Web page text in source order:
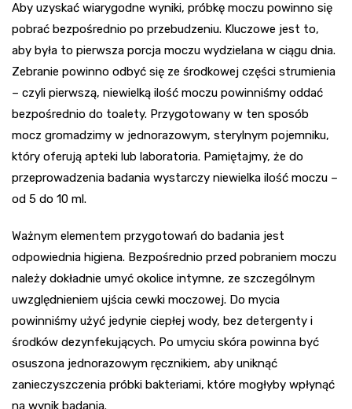
Aby uzyskać wiarygodne wyniki, próbkę moczu powinno się
pobrać bezpośrednio po przebudzeniu. Kluczowe jest to,
aby była to pierwsza porcja moczu wydzielana w ciągu dnia.
Zebranie powinno odbyć się ze środkowej części strumienia
– czyli pierwszą, niewielką ilość moczu powinniśmy oddać
bezpośrednio do toalety. Przygotowany w ten sposób
mocz gromadzimy w jednorazowym, sterylnym pojemniku,
który oferują apteki lub laboratoria. Pamiętajmy, że do
przeprowadzenia badania wystarczy niewielka ilość moczu –
od 5 do 10 ml.
Ważnym elementem przygotowań do badania jest
odpowiednia higiena. Bezpośrednio przed pobraniem moczu
należy dokładnie umyć okolice intymne, ze szczególnym
uwzględnieniem ujścia cewki moczowej. Do mycia
powinniśmy użyć jedynie ciepłej wody, bez detergenty i
środków dezynfekujących. Po umyciu skóra powinna być
osuszona jednorazowym ręcznikiem, aby uniknąć
zanieczyszczenia próbki bakteriami, które mogłyby wpłynąć
na wynik badania.